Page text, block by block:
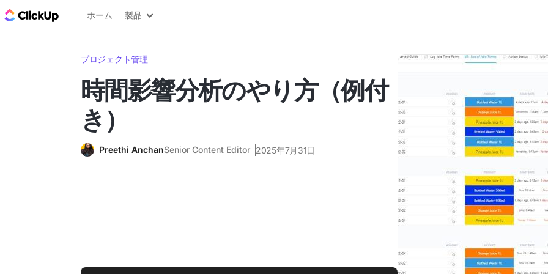
ClickUp ブログ
ホーム 製品
プロジェクト管理
時間影響分析のやり方（例付
き）
Preethi AnchanSenior Content Editor 2025年7月31日